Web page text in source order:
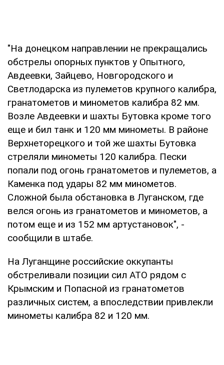
"На донецком направлении не прекращались
обстрелы опорных пунктов у Опытного,
Авдеевки, Зайцево, Новгородского и
Светлодарска из пулеметов крупного калибра,
гранатометов и минометов калибра 82 мм.
Возле Авдеевки и шахты Бутовка кроме того
еще и бил танк и 120 мм минометы. В районе
Верхнеторецкого и той же шахты Бутовка
стреляли минометы 120 калибра. Пески
попали под огонь гранатометов и пулеметов, а
Каменка под удары 82 мм минометов.
Сложной была обстановка в Луганском, где
велся огонь из гранатометов и минометов, а
потом еще и из 152 мм артустановок", -
сообщили в штабе.
На Луганщине российские оккупанты
обстреливали позиции сил АТО рядом с
Крымским и Попасной из гранатометов
различных систем, а впоследствии привлекли
минометы калибра 82 и 120 мм.